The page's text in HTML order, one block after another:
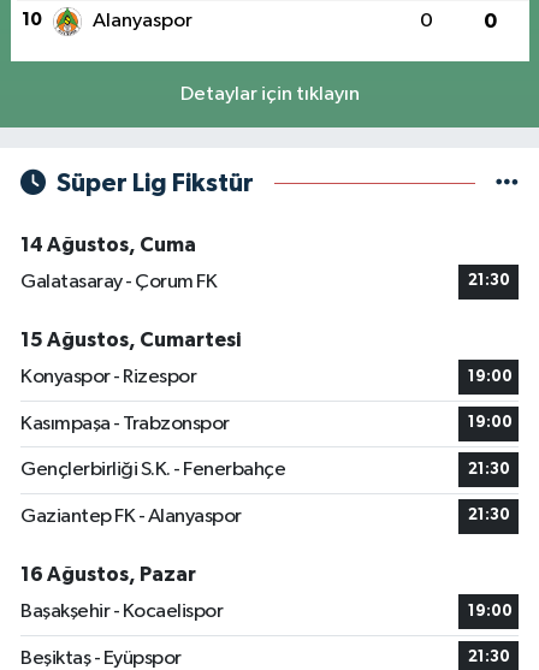
10 Alanyaspor 0 0
Detaylar için tıklayın
Süper Lig Fikstür
14 Ağustos, Cuma
Galatasaray - Çorum FK
21:30
15 Ağustos, Cumartesi
Konyaspor - Rizespor
19:00
Kasımpaşa - Trabzonspor 19:00
Gençlerbirliği S.K. - Fenerbahçe 21:30
Gaziantep FK - Alanyaspor 21:30
16 Ağustos, Pazar
Başakşehir - Kocaelispor
19:00
Beşiktaş - Eyüpspor 21:30